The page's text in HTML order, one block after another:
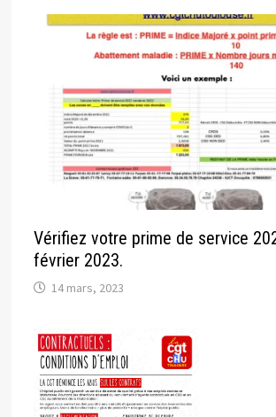
Vérifiez votre prime de service
février 2023.
14 mars, 2023